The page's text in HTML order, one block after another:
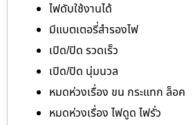
ไฟดับใช้งานได้
มีแบตเตอรี่สำรองไฟ
เปิด/ปิด รวดเร็ว
เปิด/ปิด นุ่มนวล
หมดห่วงเรื่อง ขน กระแทก ล็อค
หมดห่วงเรื่อง ไฟดูด ไฟรั่ว